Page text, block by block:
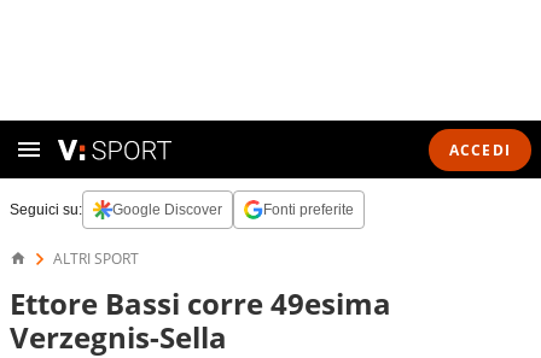
ACCEDI
Seguici su: Google Discover Fonti preferite
ALTRI SPORT
Ettore Bassi corre 49esima
Verzegnis-Sella